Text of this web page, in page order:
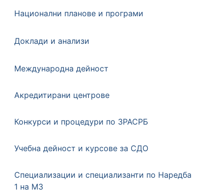
Национални планове и програми
Доклади и анализи
Международна дейност
Акредитирани центрове
Конкурси и процедури по ЗРАСРБ
Учебна дейност и курсове за СДО
Специализации и специализанти по Наредба
1 на МЗ